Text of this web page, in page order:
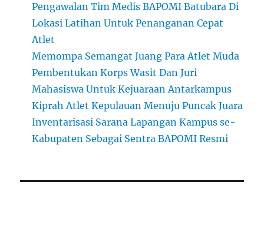
Pengawalan Tim Medis BAPOMI Batubara Di
Lokasi Latihan Untuk Penanganan Cepat
Atlet
Memompa Semangat Juang Para Atlet Muda
Pembentukan Korps Wasit Dan Juri
Mahasiswa Untuk Kejuaraan Antarkampus
Kiprah Atlet Kepulauan Menuju Puncak Juara
Inventarisasi Sarana Lapangan Kampus se-
Kabupaten Sebagai Sentra BAPOMI Resmi